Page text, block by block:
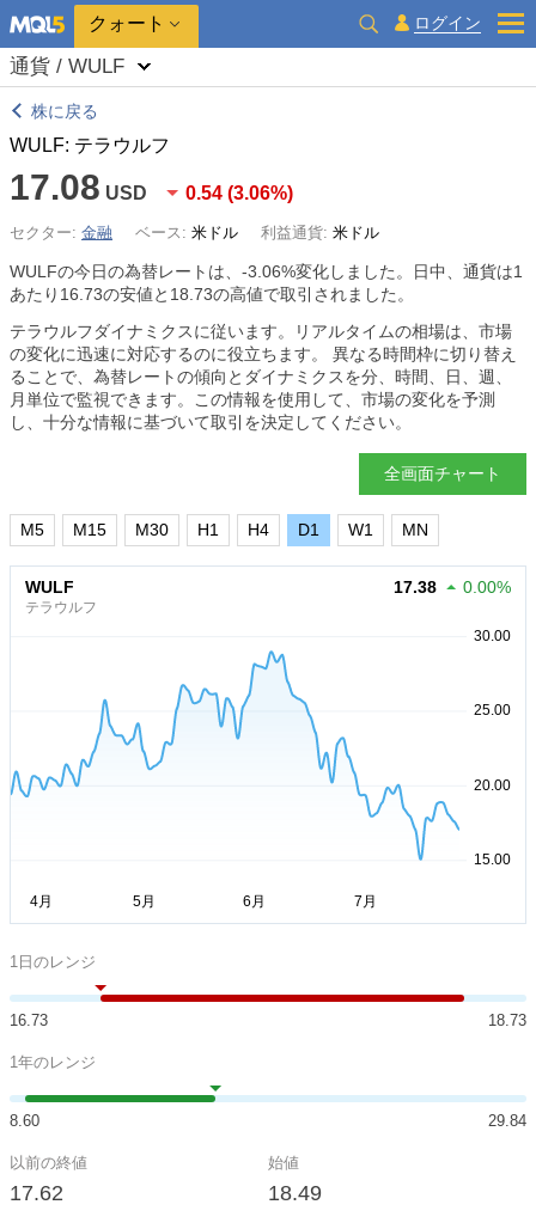
クォート ログイン
通貨 / WULF
株に戻る
WULF: テラウルフ
17.08 USD 0.54 (3.06%)
セクター: 金融 ベース: 米ドル 利益通貨: 米ドル
WULFの今日の為替レートは、 -3.06%変化しました。日中、通貨は1
あたり16.73の安値と18.73の高値で取引されました。
テラウルフダイナミクスに従います。リアルタイムの相場は、市場
の変化に迅速に対応するのに役立ちます。 異なる時間枠に切り替え
ることで、為替レートの傾向とダイナミクスを分、時間、日、週、
月単位で監視できます。この情報を使用して、市場の変化を予測
し、十分な情報に基づいて取引を決定してください。
全画面チャート
M5 M15 M30 H1 H4 D1 W1 MN
WULF
テラウルフ
17.38 0.00%
1日のレンジ
16.73 18.73
1年のレンジ
8.60 29.84
以前の終値
17.62
始値
18.49